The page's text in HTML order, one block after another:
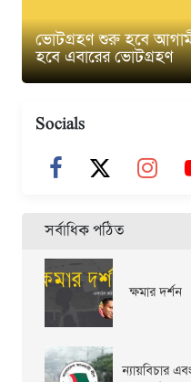
ভোটগ্রহণ শুরু হবে
হবে এবারের ভোটগ্রহণ
Socials
সর্বাধিক পঠিত
ক্ষমার দর্শন
ন্যায়বিচার